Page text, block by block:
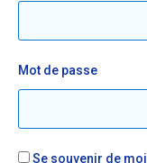
Mot de passe
Se souvenir de moi